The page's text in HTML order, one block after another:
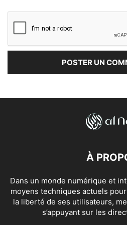
À
Dans un monde numérique et
moyens techniques actuels
la liberté de ses utilisateurs,
s’appuyant sur les